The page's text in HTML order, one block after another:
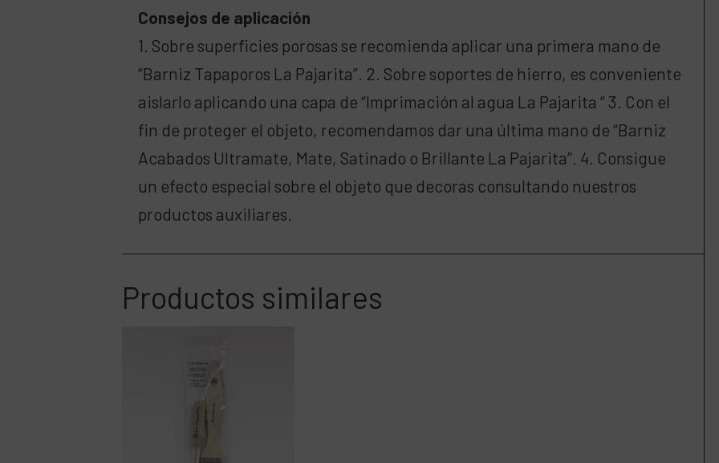
Consejos de aplicación
1. Sobre superficies porosas se recomienda aplicar una primera mano de
“Barniz Tapaporos La Pajarita”. 2. Sobre soportes de hierro, es conveniente
aislarlo aplicando una capa de “Imprimación al agua La Pajarita “ 3. Con el
fin de proteger el objeto, recomendamos dar una última mano de “Barniz
Acabados Ultramate, Mate, Satinado o Brillante La Pajarita”. 4. Consigue
un efecto especial sobre el objeto que decoras consultando nuestros
productos auxiliares.
Productos similares